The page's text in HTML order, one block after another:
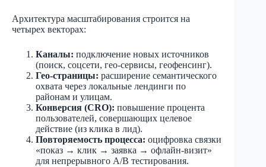
Архитектура масштабирования строится на
четырех векторах:
Каналы: подключение новых источников
(поиск, соцсети, гео-сервисы, геофенсинг).
Гео-страницы: расширение семантического
охвата через локальные лендинги по
районам и улицам.
Конверсия (CRO): повышение процента
пользователей, совершающих целевое
действие (из клика в лид).
Повторяемость процесса: оцифровка связки
«показ → клик → заявка → офлайн-визит»
для непрерывного A/B тестирования.